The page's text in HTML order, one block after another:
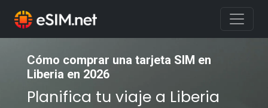
Cómo comprar una tarjeta SIM en
Liberia en 2026
Planifica tu viaje a Liberia
Cómo comprar una tarjeta SIM en
Liberia en 2026
Planifica tu viaje a Liberia